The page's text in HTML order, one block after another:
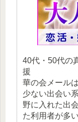
40代・50代の
援
華の会メール
少ない出会い
野に入れた出
た利用者が多